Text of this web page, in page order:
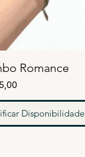
Romance
Disponibilidade